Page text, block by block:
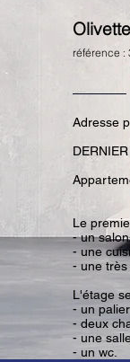
référence :
Adresse
Le
- un
- une
- une très
L'étage
- un
- deux
- une
- un wc.